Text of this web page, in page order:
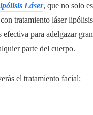
Láser, que no solo
tratamiento láser
efectiva para adelgazar
parte del cuerpo.
el tratamiento facial: